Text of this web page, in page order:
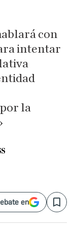
con
intentar
la
en Save